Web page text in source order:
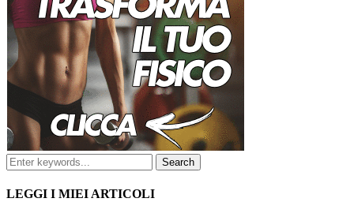
LEGGI I MIEI ARTICOLI